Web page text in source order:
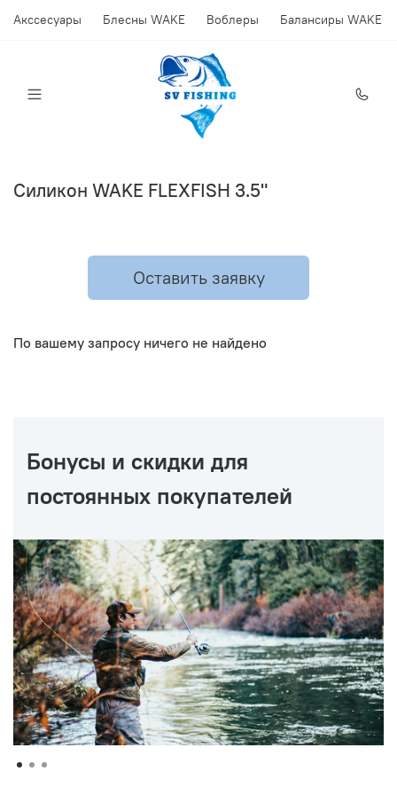
Акссесуары Блесны WAKE Воблеры Балансиры WAKE
Силикон WAKE FLEXFISH 3.5"
Оставить заявку
По вашему запросу ничего не найдено
Бонусы и скидки для
постоянных покупателей